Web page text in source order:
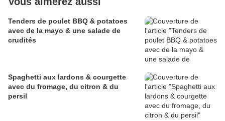
Tenders de poulet BBQ & potatoes
avec de la mayo & une salade de
crudités
Spaghetti aux lardons & courgette
avec du fromage, du citron & du
persil